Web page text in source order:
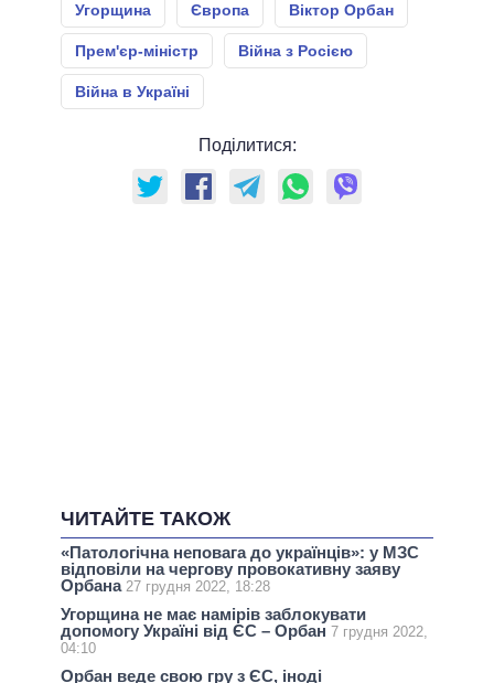
Угорщина Європа Віктор Орбан
Прем'єр-міністр Війна з Росією
Війна в Україні
Поділитися:
ЧИТАЙТЕ ТАКОЖ
«Патологічна неповага до українців»: у МЗС
відповіли на чергову провокативну заяву
Орбана 27 грудня 2022, 18:28
Угорщина не має намірів заблокувати
допомогу Україні від ЄС – Орбан 7 грудня 2022,
04:10
Орбан веде свою гру з ЄС, іноді